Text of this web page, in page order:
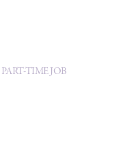
PART-TIME JOB